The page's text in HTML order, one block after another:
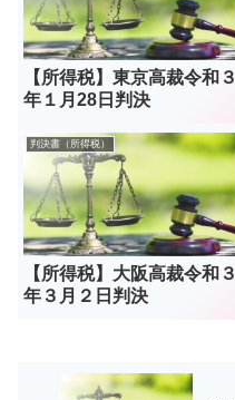
【所得税】東京高裁令和３
年１月28日判決
判決書（所得税）
【所得税】大阪高裁令和３
年３月２日判決